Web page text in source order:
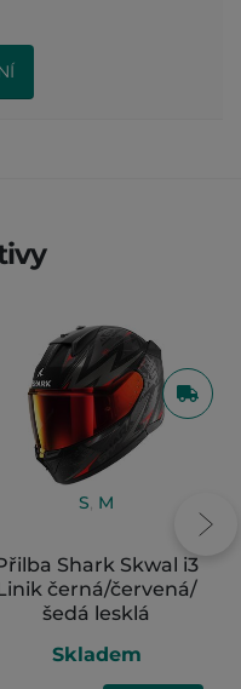
S, M
Shark Skwal i3
černá/červená/
šedá lesklá
Skladem